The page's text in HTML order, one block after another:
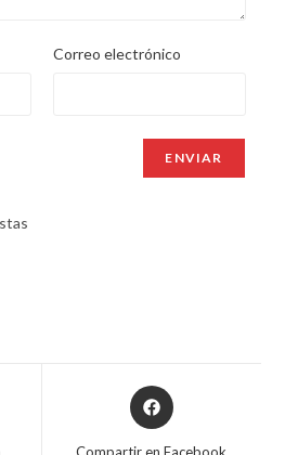
Correo electrónico